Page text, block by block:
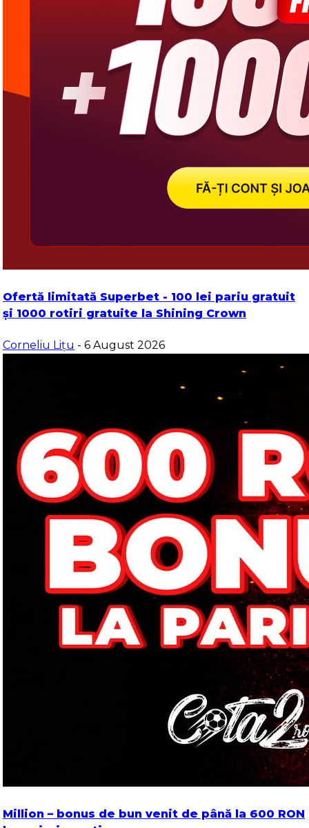
Ofertă limitată Superbet - 100 lei pariu gratuit
și 1000 rotiri gratuite la Shining Crown
Corneliu Lițu - 6 August 2026
Million – bonus de bun venit de până la 600 RON